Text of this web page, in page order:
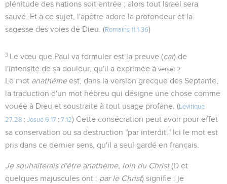
plénitude des nations soit entrée ; alors tout Israël sera
sauvé. Et à ce sujet, l'apôtre adore la profondeur et la
sagesse des voies de Dieu. (Romains 11.1-36)
3 Le vœu que Paul va formuler est la preuve (car) de
l'intensité de sa douleur, qu'il a exprimée à verset 2
Le mot anathèmeest, dans la version grecque des Septante,
la traduction d'un mot hébreu qui désigne une chose comme
vouée à Dieu et soustraite à tout usage profane. ( Lévitique
27.28 ; Josué 6.17 ; 7.12) Cette consécration peut avoir pour effet
sa conservation ou sa destruction "par interdit." Ici le mot est
pris dans ce dernier sens, qu'il a seul gardé en français.
Je souhaiterais d'être anathème, loin du Christ(D et
quelques majuscules ont : par le Christ) signifie : je